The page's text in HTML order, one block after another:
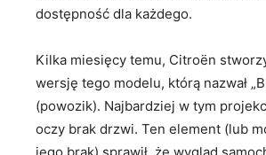
dostępność dla każdego.
Kilka miesięcy temu, Citroën
wersję tego modelu, którą nazwał
(powozik). Najbardziej w tym
oczy brak drzwi. Ten element (lub
jego brak) sprawił, że wygląd